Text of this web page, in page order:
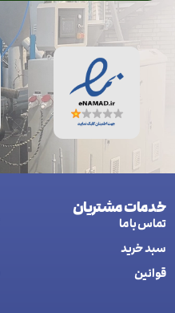
خدمات مشتریان
تماس با ما
سبد خرید
قوانین